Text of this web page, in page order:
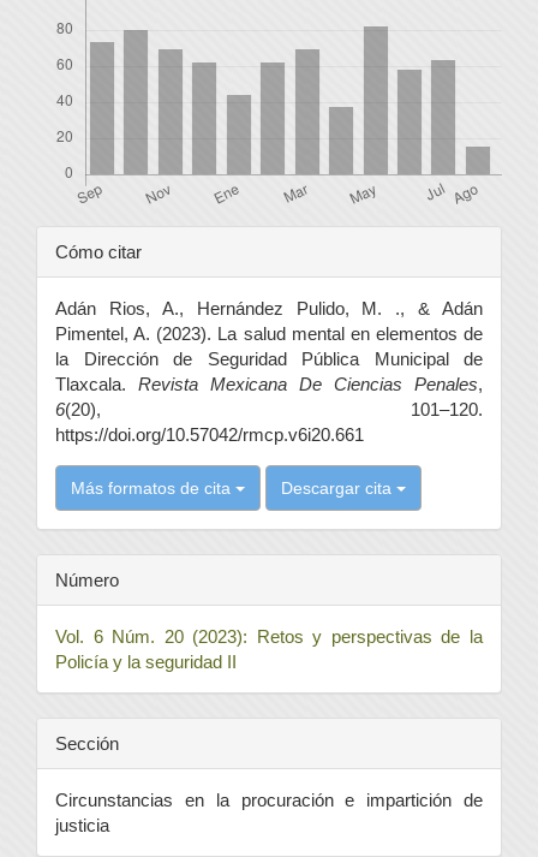
Detalles
del
artículo
Cómo citar
Adán Rios, A., Hernández Pulido, M. ., & Adán
Pimentel, A. (2023). La salud mental en elementos de
la Dirección de Seguridad Pública Municipal de
Tlaxcala. Revista Mexicana De Ciencias Penales,
6(20), 101–120.
https://doi.org/10.57042/rmcp.v6i20.661
Más formatos de cita Descargar cita
Número
Vol. 6 Núm. 20 (2023): Retos y perspectivas de la
Policía y la seguridad II
Sección
Circunstancias en la procuración e impartición de
justicia